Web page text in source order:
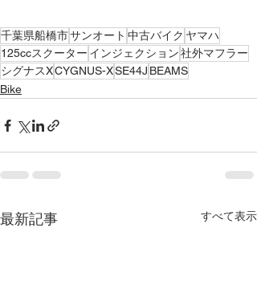
千葉県船橋市サンオート 中古バイク ヤマハ
125ccスクーター インジェクション社外マフラー
シグナスXCYGNUS-XSE44J BEAMS
Bike
最新記事 すべて表示